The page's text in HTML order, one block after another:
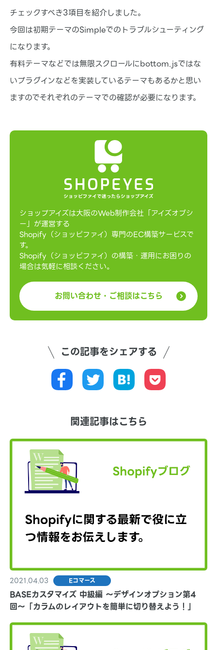
チェックすべき3項目を紹介しました。
今回は初期テーマのSimpleでのトラブルシューティング
になります。
有料テーマなどでは無限スクロールにbottom.jsではな
いプラグインなどを実装しているテーマもあるかと思い
ますのでそれぞれのテーマでの確認が必要になります。
ショップアイズは大阪のWeb制作会社「アイズオブシ
ー」が運営する
Shopify（ショッピファイ）専門のEC構築サービスで
す。
Shopify（ショッピファイ）の構築・運用にお困りの
場合は気軽に相談ください。
お問い合わせ・ご相談はこちら
この記事をシェアする
関連記事はこちら
2021.04.03 Eコマース
BASEカスタマイズ 中級編 〜デザインオプション第4
回〜「カラムのレイアウトを簡単に切り替えよう！」